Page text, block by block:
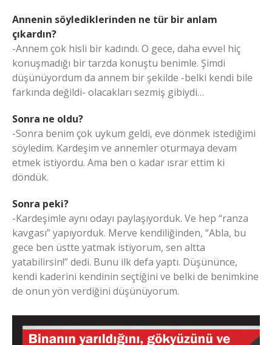
Annenin söylediklerinden ne tür bir anlam
çıkardın?
-Annem çok hisli bir kadındı. O gece, daha evvel hiç
konuşmadığı bir tarzda konuştu benimle. Şimdi
düşünüyordum da annem bir şekilde -belki kendi bile
farkında değildi- olacakları sezmiş gibiydi…
Sonra ne oldu?
-Sonra benim çok uykum geldi, eve dönmek istediğimi
söyledim. Kardeşim ve annemler oturmaya devam
etmek istiyordu. Ama ben o kadar ısrar ettim ki
döndük.
Sonra peki?
-Kardeşimle aynı odayı paylaşıyorduk. Ve hep “ranza
kavgası” yapıyorduk. Merve kendiliğinden, “Abla, bu
gece ben üstte yatmak istiyorum, sen altta
yatabilirsin!” dedi. Bunu ilk defa yaptı. Düşününce,
kendi kaderini kendinin seçtiğini ve belki de benimkine
de onun yön verdiğini düşünüyorum.